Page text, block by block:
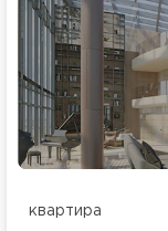
квартира